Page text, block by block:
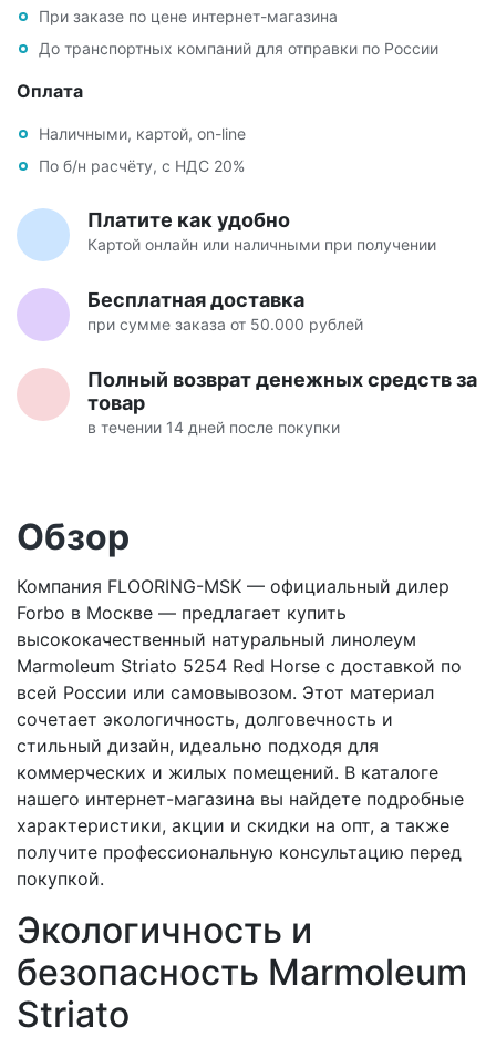
При заказе по цене интернет-магазина
До транспортных компаний для отправки по России
Оплата
Наличными, картой, on-line
По б/н расчёту, с НДС 20%
Платите как удобно
Картой онлайн или наличными при получении
Бесплатная доставка
при сумме заказа от 50.000 рублей
Полный возврат денежных средств за
товар
в течении 14 дней после покупки
Обзор
Компания FLOORING-MSK — официальный дилер
Forbo в Москве — предлагает купить
высококачественный натуральный линолеум
Marmoleum Striato 5254 Red Horse с доставкой по
всей России или самовывозом. Этот материал
сочетает экологичность, долговечность и
стильный дизайн, идеально подходя для
коммерческих и жилых помещений. В каталоге
нашего интернет-магазина вы найдете подробные
характеристики, акции и скидки на опт, а также
получите профессиональную консультацию перед
покупкой.
Экологичность и
безопасность Marmoleum
Striato